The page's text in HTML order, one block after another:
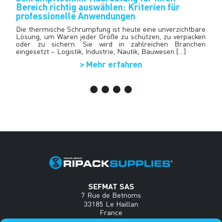
Bereich richtig auswählen: Kriterien für
professionelle Anwendungen
Die thermische Schrumpfung ist heute eine unverzichtbare
Lösung, um Waren jeder Größe zu schützen, zu verpacken
oder zu sichern. Sie wird in zahlreichen Branchen
eingesetzt – Logistik, Industrie, Nautik, Bauwesen […]
> Mehr erfahren
SEFMAT SAS
7 Rue de Betnoms
33185 Le Haillan
France